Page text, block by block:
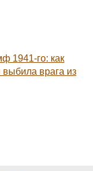
1941-го: как
врага из